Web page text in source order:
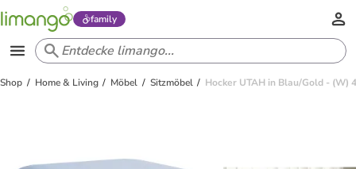
family
Shop Home & Living Möbel Sitzmöbel Hocker UTAH in Blau/Gold - (W)